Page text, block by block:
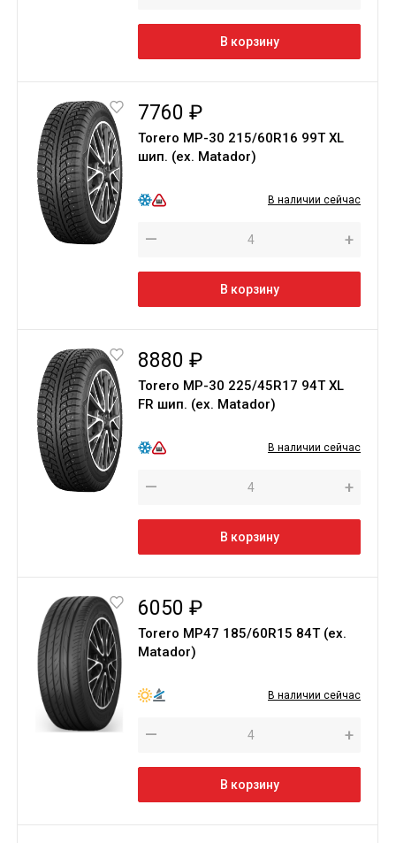
В корзину
7760 ₽
Torero МР-30 215/60R16 99T XL
шип. (ex. Matador)
В наличии сейчас
— +
В корзину
8880 ₽
Torero МР-30 225/45R17 94T XL
FR шип. (ex. Matador)
В наличии сейчас
— +
В корзину
6050 ₽
Torero MP47 185/60R15 84T (ex.
Matador)
В наличии сейчас
— +
В корзину